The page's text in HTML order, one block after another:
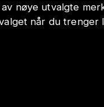
nøye utvalgte
når du trenger